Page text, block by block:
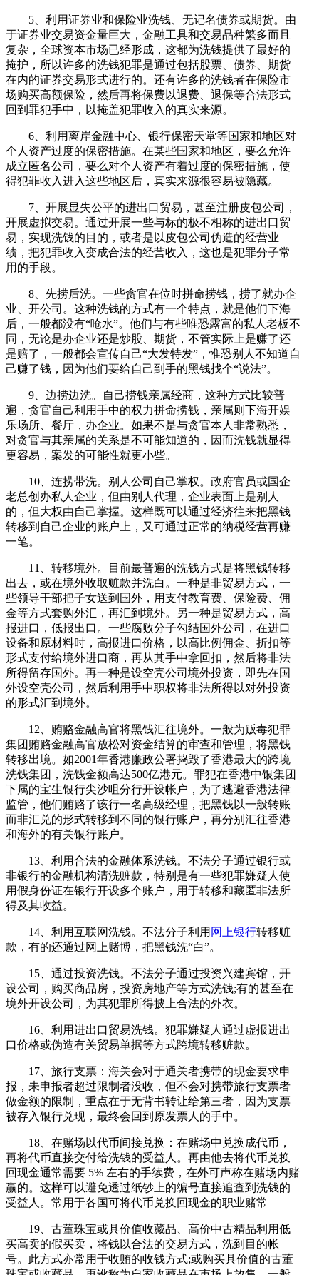
5、利用证券业和保险业洗钱、无记名债券或期货。由
于证券业交易资金量巨大，金融工具和交易品种繁多而且
复杂，全球资本市场已经形成，这都为洗钱提供了最好的
掩护，所以许多的洗钱犯罪是通过包括股票、债券、期货
在内的证券交易形式进行的。还有许多的洗钱者在保险市
场购买高额保险，然后再将保费以退费、退保等合法形式
回到罪犯手中，以掩盖犯罪收入的真实来源。
6、利用离岸金融中心、银行保密天堂等国家和地区对
个人资产过度的保密措施。在某些国家和地区，要么允许
成立匿名公司，要么对个人资产有着过度的保密措施，使
得犯罪收入进入这些地区后，真实来源很容易被隐藏。
7、开展显失公平的进出口贸易，甚至注册皮包公司，
开展虚拟交易。通过开展一些与标的极不相称的进出口贸
易，实现洗钱的目的，或者是以皮包公司伪造的经营业
绩，把犯罪收入变成合法的经营收入，这也是犯罪分子常
用的手段。
8、先捞后洗。一些贪官在位时拼命捞钱，捞了就办企
业、开公司。这种洗钱的方式有一个特点，就是他们下海
后，一般都没有“呛水”。他们与有些唯恐露富的私人老板不
同，无论是办企业还是炒股、期货，不管实际上是赚了还
是赔了，一般都会宣传自己“大发特发”，惟恐别人不知道自
己赚了钱，因为他们要给自己到手的黑钱找个“说法”。
9、边捞边洗。自己捞钱亲属经商，这种方式比较普
遍，贪官自己利用手中的权力拼命捞钱，亲属则下海开娱
乐场所、餐厅，办企业。如果不是与贪官本人非常熟悉，
对贪官与其亲属的关系是不可能知道的，因而洗钱就显得
更容易，案发的可能性就更小些。
10、连捞带洗。别人公司自己掌权。政府官员或国企
老总创办私人企业，但由别人代理，企业表面上是别人
的，但大权由自己掌握。这样既可以通过经济往来把黑钱
转移到自己企业的账户上，又可通过正常的纳税经营再赚
一笔。
11、转移境外。目前最普遍的洗钱方式是将黑钱转移
出去，或在境外收取赃款并洗白。一种是非贸易方式，一
些领导干部把子女送到国外，用支付教育费、保险费、佣
金等方式套购外汇，再汇到境外。另一种是贸易方式，高
报进口，低报出口。一些腐败分子勾结国外公司，在进口
设备和原材料时，高报进口价格，以高比例佣金、折扣等
形式支付给境外进口商，再从其手中拿回扣，然后将非法
所得留存国外。再一种是设空壳公司境外投资，即先在国
外设空壳公司，然后利用手中职权将非法所得以对外投资
的形式汇到境外。
12、贿赂金融高官将黑钱汇往境外。一般为贩毒犯罪
集团贿赂金融高官放松对资金结算的审查和管理，将黑钱
转移出境。如2001年香港廉政公署捣毁了香港最大的跨境
洗钱集团，洗钱金额高达500亿港元。罪犯在香港中银集团
下属的宝生银行尖沙咀分行开设帐户，为了逃避香港法律
监管，他们贿赂了该行一名高级经理，把黑钱以一般转账
而非汇兑的形式转移到不同的银行账户，再分别汇往香港
和海外的有关银行账户。
13、利用合法的金融体系洗钱。不法分子通过银行或
非银行的金融机构清洗赃款，特别是有一些犯罪嫌疑人使
用假身份证在银行开设多个账户，用于转移和藏匿非法所
得及其收益。
14、利用互联网洗钱。不法分子利用 网上银行转移赃
款，有的还通过网上赌博，把黑钱洗“白”。
15、通过投资洗钱。不法分子通过投资兴建宾馆，开
设公司，购买商品房，投资房地产等方式洗钱;有的甚至在
境外开设公司，为其犯罪所得披上合法的外衣。
16、利用进出口贸易洗钱。犯罪嫌疑人通过虚报进出
口价格或伪造有关贸易单据等方式跨境转移赃款。
17、旅行支票：海关会对于通关者携带的现金要求申
报，未申报者超过限制者没收，但不会对携带旅行支票者
做金额的限制，重点在于无背书转让给第三者，因为支票
被存入银行兑现，最终会回到原发票人的手中。
18、在赌场以代币间接兑换：在赌场中兑换成代币，
再将代币直接交付给洗钱的受益人。再由他去将代币兑换
回现金通常需要 5% 左右的手续费，在外可声称在赌场内赌
赢的。这样可以避免透过纸钞上的编号直接追查到洗钱的
受益人。常用于各国可将代币兑换回现金的职业赌常
19、古董珠宝或具价值收藏品、高价中古精品利用低
买高卖的假买卖，将钱以合法的交易方式，洗到目的帐
号。此方式亦常用于收贿的收钱方式;或购买具价值的古董